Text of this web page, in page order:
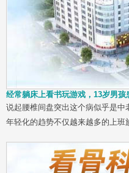
经常躺床上看书玩游戏，13岁男孩
说起腰椎间盘突出这个病似乎是
年轻化的趋势不仅越来越多的上班